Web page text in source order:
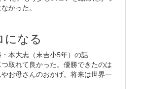
かった。
になる
本大志（末吉小5年）の話
取れて良かった。優勝できたのは
お母さんのおかげ。将来は世界一